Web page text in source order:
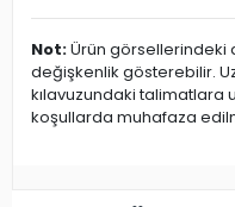
Not:Ürün görsellerindeki
değişkenlik gösterebilir.
kılavuzundaki talimatlara
koşullarda muhafaza